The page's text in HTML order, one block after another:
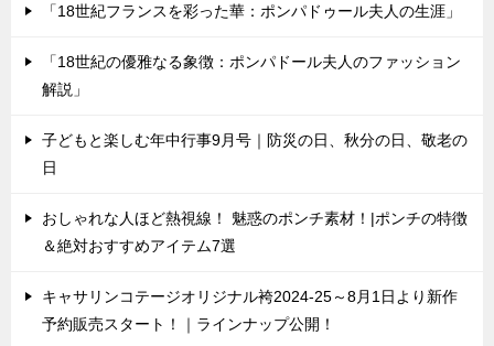
「18世紀フランスを彩った華：ポンパドゥール夫人の生涯」
「18世紀の優雅なる象徴：ポンパドール夫人のファッション
解説」
子どもと楽しむ年中行事9月号｜防災の日、秋分の日、敬老の
日
おしゃれな人ほど熱視線！ 魅惑のポンチ素材！|ポンチの特徴
＆絶対おすすめアイテム7選
キャサリンコテージオリジナル袴2024-25～8月1日より新作
予約販売スタート！｜ラインナップ公開！